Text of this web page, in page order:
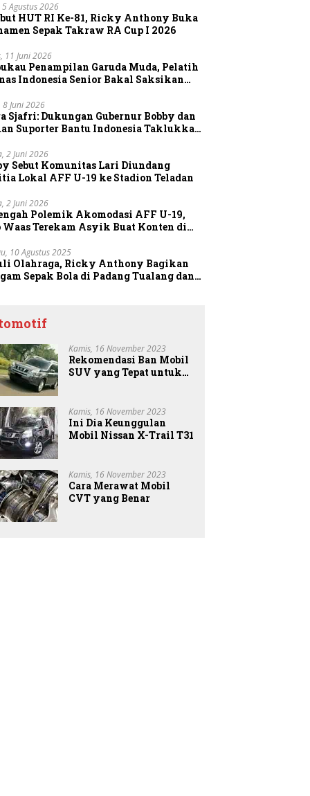
5 Agustus 2026
HUT RI Ke-81, Ricky Anthony Buka
Sepak Takraw RA Cup I 2026
11 Juni 2026
Penampilan Garuda Muda, Pelatih
Indonesia Senior Bakal Saksikan
8 Juni 2026
Sjafri: Dukungan Gubernur Bobby dan
Suporter Bantu Indonesia Taklukkan
2 Juni 2026
Sebut Komunitas Lari Diundang
Lokal AFF U-19 ke Stadion Teladan
2 Juni 2026
Polemik Akomodasi AFF U-19,
Waas Terekam Asyik Buat Konten di
10 Agustus 2025
Olahraga, Ricky Anthony Bagikan
Sepak Bola di Padang Tualang dan
Kamis, 16 November 2023
Rekomendasi Ban Mobil
SUV yang Tepat untuk
Kamis, 16 November 2023
Ini Dia Keunggulan
Mobil Nissan X-Trail T31
Kamis, 16 November 2023
Cara Merawat Mobil
CVT yang Benar